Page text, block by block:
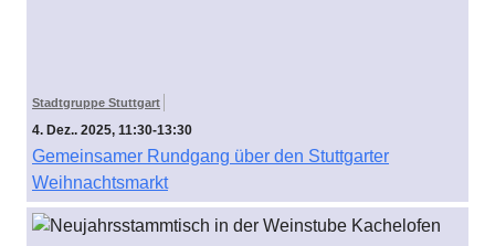
Stadtgruppe Stuttgart
4. Dez.. 2025, 11:30-13:30
Gemeinsamer Rundgang über den Stuttgarter
Weihnachtsmarkt